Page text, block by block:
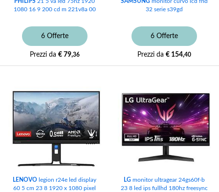
1080 16 9 200 cd m 221v8a 00
6 Offerte
Prezzi da € 79,36
32 serie s39gd
6 Offerte
Prezzi da € 154,40
LENOVO legion r24e led display
60 5 cm 23 8 1920 x 1080 pixel
LGmonitor ultragear 24gs60f-b
23 8 led ips fullhd 180hz freesync